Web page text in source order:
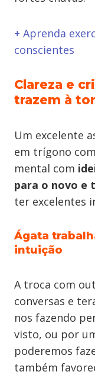
+ Aprenda
conscientes
Clareza e
trazem à
Um excelente
em trígono
mental com
para o novo e
ter excelentes
Ágata
intuição
A troca com
conversas e
nos fazendo
visto, ou por
poderemos
também